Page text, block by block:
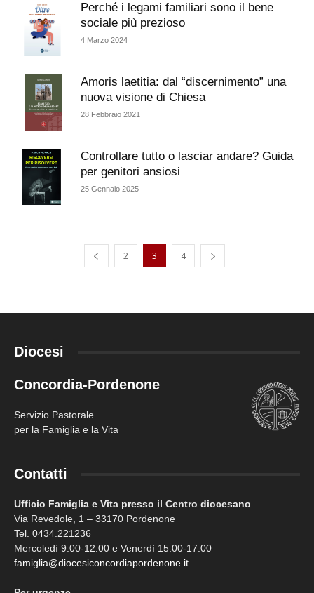
Perché i legami familiari sono il bene
sociale più prezioso
4 Marzo 2024
Amoris laetitia: dal “discernimento” una
nuova visione di Chiesa
28 Febbraio 2021
Controllare tutto o lasciar andare? Guida
per genitori ansiosi
25 Gennaio 2025
2 3 4
Diocesi
Concordia-Pordenone
Servizio Pastorale
per la Famiglia e la Vita
Contatti
Ufficio Famiglia e Vita presso il Centro diocesano
Via Revedole, 1 – 33170 Pordenone
Tel. 0434.221236
Mercoledì 9:00-12:00 e Venerdì 15:00-17:00
famiglia@diocesiconcordiapordenone.it